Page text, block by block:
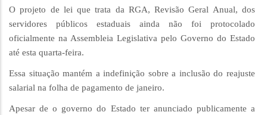
O projeto de lei que trata da RGA, Revisão Geral Anual, dos
servidores públicos estaduais ainda não foi protocolado
oficialmente na Assembleia Legislativa pelo Governo do Estado
até esta quarta-feira.
Essa situação mantém a indefinição sobre a inclusão do reajuste
salarial na folha de pagamento de janeiro.
Apesar de o governo do Estado ter anunciado publicamente a